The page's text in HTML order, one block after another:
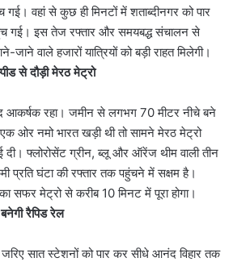
वहां से कुछ ही मिनटों में शताब्दीनगर को पार
गई। इस तेज रफ्तार और समयबद्ध संचालन से
जाने वाले हजारों यात्रियों को बड़ी राहत मिलेगी।
से दौड़ी मेरठ मेट्रो
आकर्षक रहा। जमीन से लगभग 70 मीटर नीचे बने
ओर नमो भारत खड़ी थी तो सामने मेरठ मेट्रो
दी। फ्लोरोसेंट ग्रीन, ब्लू और ऑरेंज थीम वाली तीन
प्रति घंटा की रफ्तार तक पहुंचने में सक्षम है।
मेट्रो से करीब 10 मिनट में पूरा होगा।
रैपिड रेल
सात स्टेशनों को पार कर सीधे आनंद विहार तक